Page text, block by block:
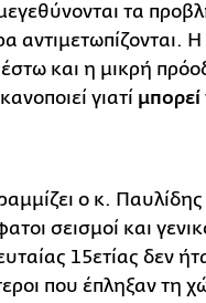
τα
αντιμετωπίζονται. Η
και η μικρή
γιατί
ο κ. Παυλίδης
σεισμοί και
15ετίας δεν
που έπληξαν τη